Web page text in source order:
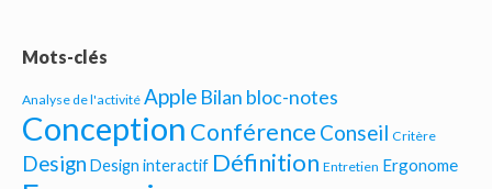
Mots-clés
Analyse de l'activité Apple Bilan bloc-notes
Conception Conférence Conseil Critère
Design Design interactif Définition Entretien Ergonome